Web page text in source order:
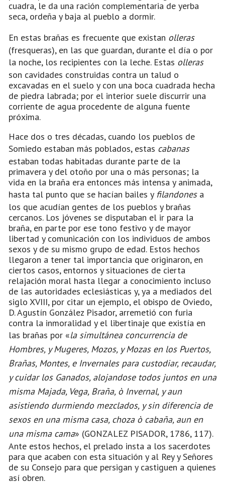
cuadra, le da una ración complementaria de yerba
seca, ordeña y baja al pueblo a dormir.
En estas brañas es frecuente que existan olleras
(fresqueras), en las que guardan, durante el día o por
la noche, los recipientes con la leche. Estas olleras
son cavidades construidas contra un talud o
excavadas en el suelo y con una boca cuadrada hecha
de piedra labrada; por el interior suele discurrir una
corriente de agua procedente de alguna fuente
próxima.
Hace dos o tres décadas, cuando los pueblos de
Somiedo estaban más poblados, estas cabanas
estaban todas habitadas durante parte de la
primavera y del otoño por una o más personas; la
vida en la braña era entonces más intensa y animada,
hasta tal punto que se hacían bailes y filandonesa
los que acudían gentes de los pueblos y brañas
cercanos. Los jóvenes se disputaban el ir para la
braña, en parte por ese tono festivo y de mayor
libertad y comunicación con los individuos de ambos
sexos y de su mismo grupo de edad. Estos hechos
llegaron a tener tal importancia que originaron, en
ciertos casos, entornos y situaciones de cierta
relajación moral hasta llegar a conocimiento incluso
de las autoridades eclesiásticas y, ya a mediados del
siglo XVIII, por citar un ejemplo, el obispo de Oviedo,
D. Agustín González Pisador, arremetió con furia
contra la inmoralidad y el libertinaje que existía en
las brañas por «la simultánea concurrencia de
Hombres, y Mugeres, Mozos, y Mozas en los Puertos,
Brañas, Montes, e Invernales para custodiar, recaudar,
y cuidar los Ganados, alojandose todos juntos en una
misma Majada, Vega, Braña, ò Invernal, y aun
asistiendo durmiendo mezclados, y sin diferencia de
sexos en una misma casa, choza ò cabaña, aun en
una misma cama» (GONZALEZ PISADOR, 1786, 117).
Ante estos hechos, el prelado insta a los sacerdotes
para que acaben con esta situación y al Rey y Señores
de su Consejo para que persigan y castiguen a quienes
así obren.